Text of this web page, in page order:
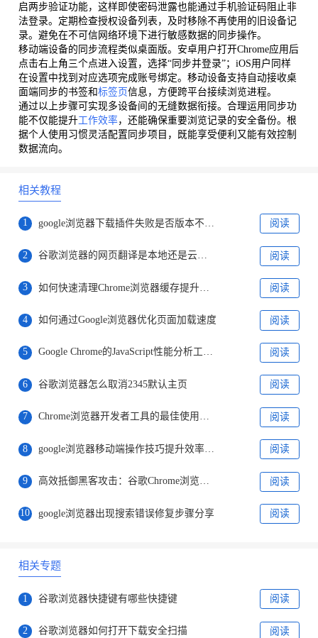
启两步验证功能，这样即使密码泄露也能通过手机验证码阻止非
法登录。定期检查授权设备列表，及时移除不再使用的旧设备记
录。避免在不可信网络环境下进行敏感数据的同步操作。
移动端设备的同步流程类似桌面版。安卓用户打开Chrome应用后
点击右上角三个点进入设置，选择“同步并登录”；iOS用户同样
在设置中找到对应选项完成账号绑定。移动设备支持自动接收桌
面端同步的书签和标签页信息，方便跨平台接续浏览进程。
通过以上步骤可实现多设备间的无缝数据衔接。合理运用同步功
能不仅能提升工作效率，还能确保重要浏览记录的安全备份。根
据个人使用习惯灵活配置同步项目，既能享受便利又能有效控制
数据流向。
相关教程
1 阅读
2 谷歌浏览器的网页翻译是本地还是云端完成 阅读
3 如何快速清理Chrome浏览器缓存提升性能 阅读
4 如何通过Google浏览器优化页面加载速度 阅读
5 Google Chrome的JavaScript性能分析工具解析 阅读
6 谷歌浏览器怎么取消2345默认主页 阅读
7 Chrome浏览器开发者工具的最佳使用技巧 阅读
8 google浏览器移动端操作技巧提升效率方法 阅读
9 高效抵御黑客攻击：谷歌Chrome浏览器引入网络入侵检测功能 阅读
10 google浏览器出现搜索错误修复步骤分享 阅读
相关专题
1 谷歌浏览器快捷键有哪些快捷键 阅读
2 谷歌浏览器如何打开下载安全扫描 阅读